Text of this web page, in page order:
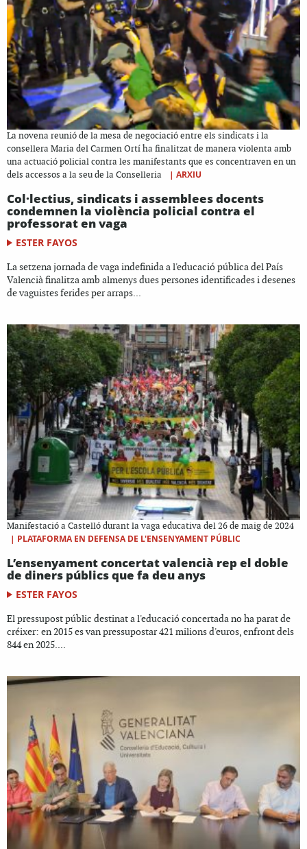
La novena reunió de la mesa de negociació entre els sindicats i la
consellera Maria del Carmen Ortí ha finalitzat de manera violenta amb
una actuació policial contra les manifestants que es concentraven en un
dels accessos a la seu de la Conselleria
| ARXIU
Col·lectius, sindicats i assemblees docents
condemnen la violència policial contra el
professorat en vaga
ESTER FAYOS
La setzena jornada de vaga indefinida a l'educació pública del País
Valencià finalitza amb almenys dues persones identificades i desenes
de vaguistes ferides per arraps...
Manifestació a Castelló durant la vaga educativa del 26 de maig de 2024
| PLATAFORMA EN DEFENSA DE L'ENSENYAMENT PÚBLIC
L’ensenyament concertat valencià rep el doble
de diners públics que fa deu anys
ESTER FAYOS
El pressupost públic destinat a l'educació concertada no ha parat de
créixer: en 2015 es van pressupostar 421 milions d'euros, enfront dels
844 en 2025....